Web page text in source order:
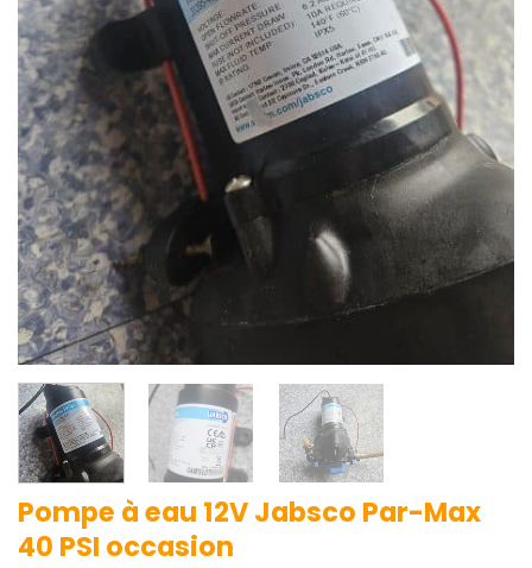
Pompe à eau 12V Jabsco Par-Max
40 PSI occasion